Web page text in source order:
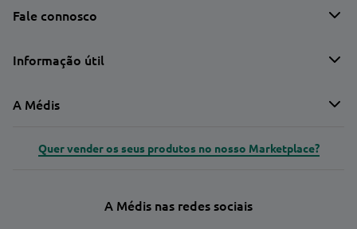
Fale connosco
Informação útil
A Médis
Quer vender os seus produtos no nosso Marketplace?
A Médis nas redes sociais